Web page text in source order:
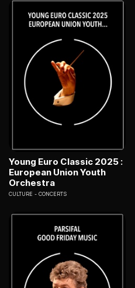
Young Euro Classic 2025 :
European Union Youth
Orchestra
CULTURE CONCERTS